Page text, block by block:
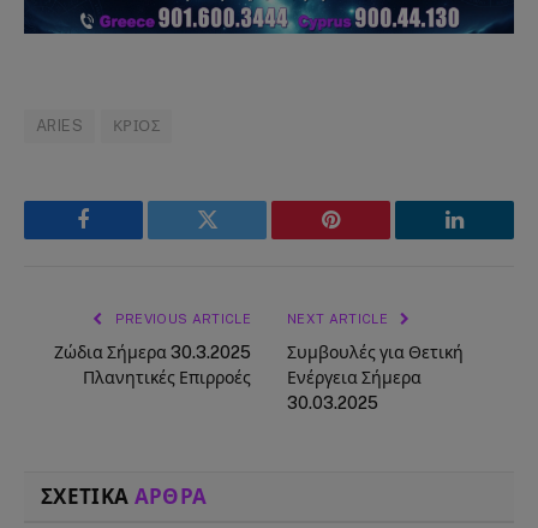
ARIES ΚΡΙΟΣ
Facebook Twitter Pinterest LinkedIn
PREVIOUS ARTICLE
Ζώδια Σήμερα 30.3.2025
Πλανητικές Επιρροές
NEXT ARTICLE
Συμβουλές για Θετική
Ενέργεια Σήμερα
30.03.2025
ΣΧΕΤΙΚΑ ΑΡΘΡΑ